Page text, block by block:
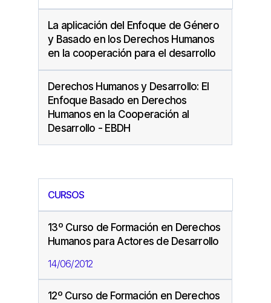
La aplicación del Enfoque de Género
y Basado en los Derechos Humanos
en la cooperación para el desarrollo
Derechos Humanos y Desarrollo: El
Enfoque Basado en Derechos
Humanos en la Cooperación al
Desarrollo - EBDH
CURSOS
13º Curso de Formación en Derechos
Humanos para Actores de Desarrollo
14/06/2012
12º Curso de Formación en Derechos